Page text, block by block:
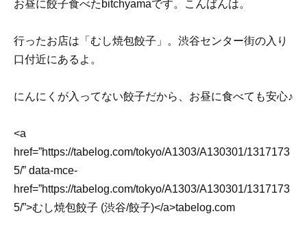
お昼に餃子食べたbitchyamaです。こんばんは。
行ったお店は「むし焼包餃子」。渋谷センター街の入り
口付近にあるよ。
にんにくが入ってない餃子だから、お昼に食べても安心♪
<a
href=”https://tabelog.com/tokyo/A1303/A130301/1317173
5/” data-mce-
href=”https://tabelog.com/tokyo/A1303/A130301/1317173
5/”>むし焼包餃子 (渋谷/餃子)</a>tabelog.com